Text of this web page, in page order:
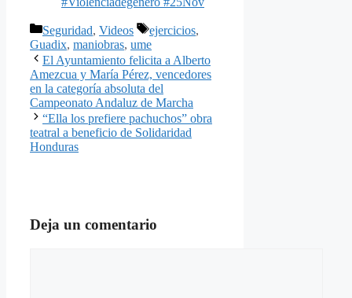
Categorías
Seguridad, Videos Etiquetas
ejercicios,
Guadix, maniobras, ume
El Ayuntamiento felicita a Alberto
Amezcua y María Pérez, vencedores
en la categoría absoluta del
Campeonato Andaluz de Marcha
“Ella los prefiere pachuchos” obra
teatral a beneficio de Solidaridad
Honduras
Deja un comentario